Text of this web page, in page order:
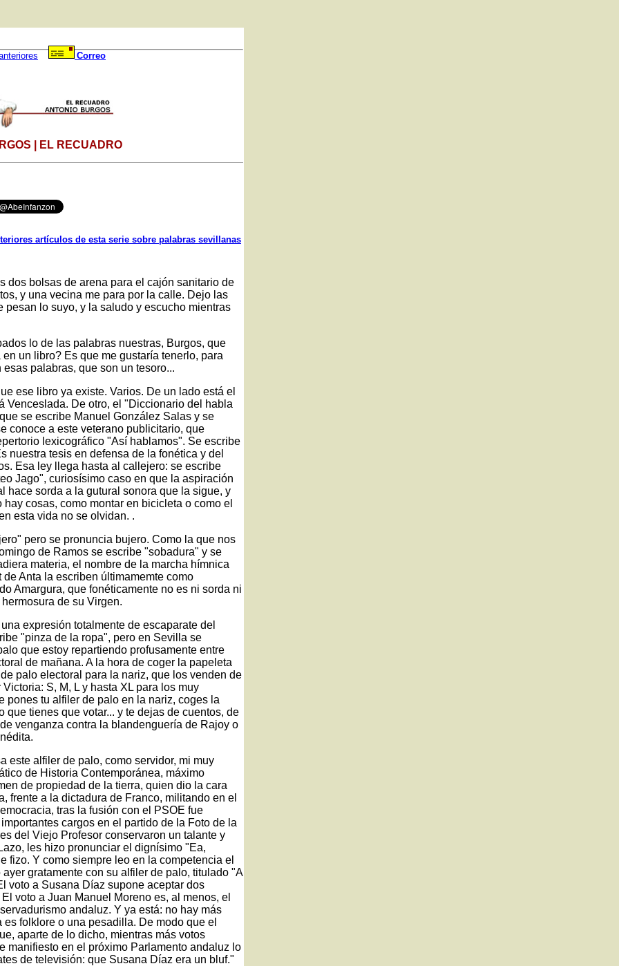
Correo
| EL RECUADRO
artículos de esta serie sobre palabras sevillanas
dos bolsas de arena para el cajón sanitario de
y una vecina me para por la calle. Dejo las
lo suyo, y la saludo y escucho mientras
lo de las palabras nuestras, Burgos, que
un libro? Es que me gustaría tenerlo, para
palabras, que son un tesoro...
ese libro ya existe. Varios. De un lado está el
Venceslada. De otro, el "Diccionario del habla
se escribe Manuel González Salas y se
conoce a este veterano publicitario, que
lexicográfico "Así hablamos". Se escribe
nuestra tesis en defensa de la fonética y del
Esa ley llega hasta al callejero: se escribe
Jago", curiosísimo caso en que la aspiración
hace sorda a la gutural sonora que la sigue, y
cosas, como montar en bicicleta o como el
esta vida no se olvidan. .
pero se pronuncia bujero. Como la que nos
de Ramos se escribe "sobadura" y se
materia, el nombre de la marcha hímnica
Anta la escriben últimamemte como
Amargura, que fonéticamente no es ni sorda ni
de su Virgen.
expresión totalmente de escaparate del
"pinza de la ropa", pero en Sevilla se
que estoy repartiendo profusamente entre
de mañana. A la hora de coger la papeleta
palo electoral para la nariz, que los venden de
S, M, L y hasta XL para los muy
pones tu alfiler de palo en la nariz, coges la
tienes que votar... y te dejas de cuentos, de
venganza contra la blandenguería de Rajoy o
este alfiler de palo, como servidor, mi muy
de Historia Contemporánea, máximo
de propiedad de la tierra, quien dio la cara
frente a la dictadura de Franco, militando en el
tras la fusión con el PSOE fue
cargos en el partido de la Foto de la
del Viejo Profesor conservaron un talante y
les hizo pronunciar el dignísimo "Ea,
fizo. Y como siempre leo en la competencia el
gratamente con su alfiler de palo, titulado "A
voto a Susana Díaz supone aceptar dos
voto a Juan Manuel Moreno es, al menos, el
andaluz. Y ya está: no hay más
folklore o una pesadilla. De modo que el
aparte de lo dicho, mientras más votos
manifiesto en el próximo Parlamento andaluz lo
de televisión: que Susana Díaz era un bluf."